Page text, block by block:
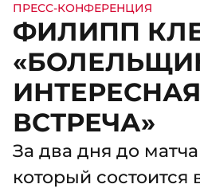
ПРЕСС-КОНФЕРЕНЦИЯ
ФИЛИПП
ИНТЕРЕСНАЯ
ВСТРЕЧА»
За два дня до
который